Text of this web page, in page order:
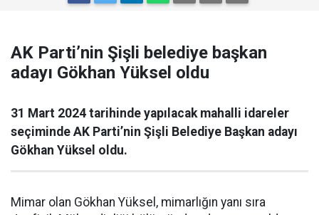
AK Parti’nin Şişli belediye başkan
adayı Gökhan Yüksel oldu
31 Mart 2024 tarihinde yapılacak mahalli idareler
seçiminde AK Parti’nin Şişli Belediye Başkan adayı
Gökhan Yüksel oldu.
Mimar olan Gökhan Yüksel, mimarlığın yanı sıra